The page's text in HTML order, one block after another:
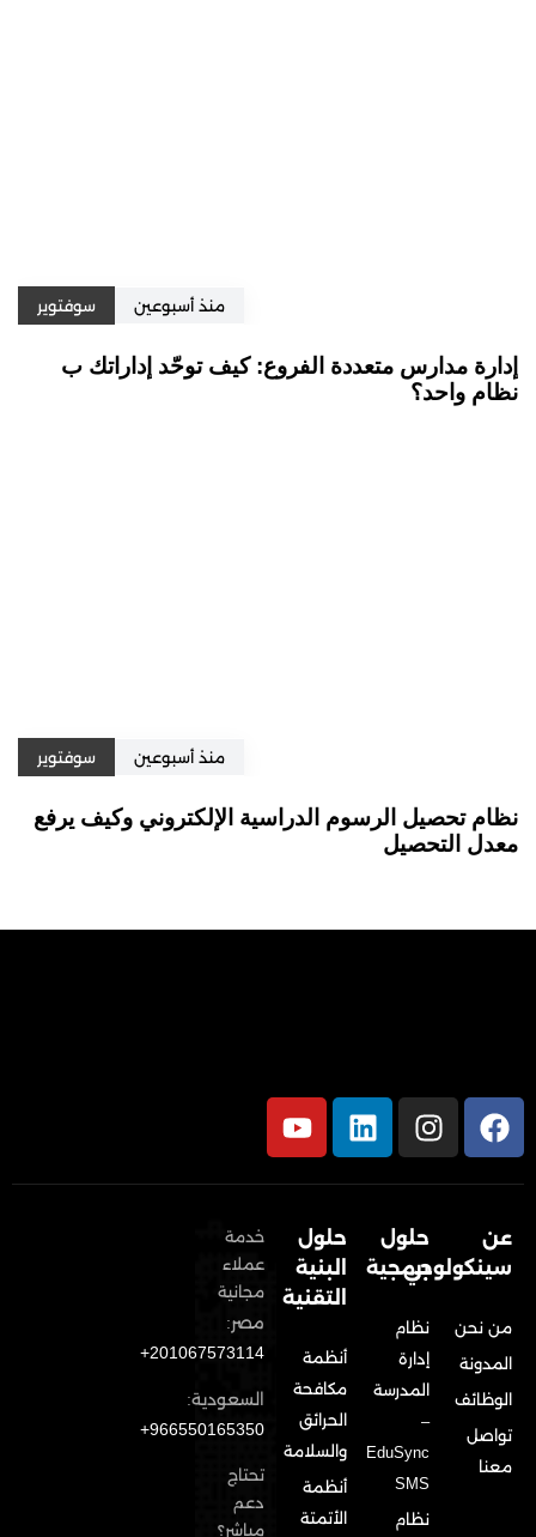
منذ أسبوعين سوفتوير
إدارة مدارس متعددة الفروع: كيف توحّد إداراتك ب
نظام واحد؟
منذ أسبوعين سوفتوير
نظام تحصيل الرسوم الدراسية الإلكتروني وكيف يرفع
معدل التحصيل
عن
سينكولوجي
من نحن
المدونة
الوظائف
تواصل
معنا
حلول
برمجية
نظام
إدارة
المدرسة
–
EduSync
SMS
نظام
حلول
البنية
التقنية
أنظمة
مكافحة
الحرائق
والسلامة
أنظمة
الأتمتة
خدمة
عملاء
مجانية
مصر:
201067573114+
السعودية:
966550165350+
تحتاج
دعم
مباشر؟